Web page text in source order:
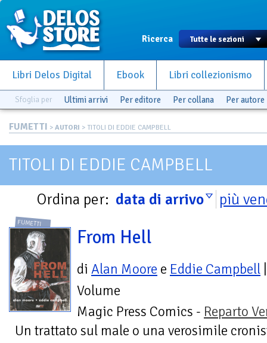
Ricerca
Libri Delos Digital Ebook Libri collezionismo
Sfoglia per Ultimi arrivi Per editore Per collana Per autore
FUMETTI > AUTORI > TITOLI DI EDDIE CAMPBELL
TITOLI DI EDDIE CAMPBELL
Ordina per: data di arrivo più
FUMETTI
From Hell
di Alan Moore e Eddie Campbell
Volume
Magic Press Comics - Reparto
Un trattato sul male o una verosimile